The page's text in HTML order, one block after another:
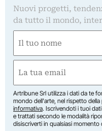
Nuovi progetti,
da tutto il mondo,
(Obbligatorio)
Nome
(Obbligatorio)
Artribune Srl utilizza i dati da te
mondo dell'arte, nel rispetto
informativa. Iscrivendoti i tuoi
e trattati secondo le modalità
disiscriverti in qualsiasi